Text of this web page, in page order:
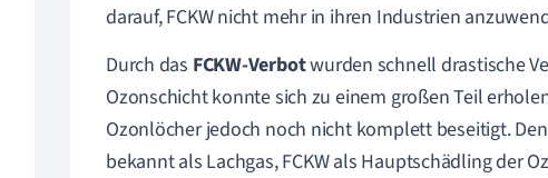
darauf, FCKW nicht mehr in ihren Industrien
Durch das FCKW-Verbotwurden schnell drastische
Ozonschicht konnte sich zu einem großen Teil
Ozonlöcher jedoch noch nicht komplett beseitigt.
bekannt als Lachgas, FCKW als Hauptschädling der